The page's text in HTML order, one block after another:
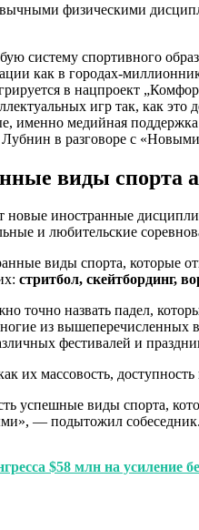
физическими
систему спортивного
как в городах-
в нацпроект
игр так, как
именно медийная
в разговоре с
виды спорта
иностранные
и любительские
виды спорта, которые
стритбол, скейтбординг,
точно назвать падел,
из
фестивалей и
их массовость, доступность
успешные виды спорта,
— подытожил собеседник.
$58 млн на усиление